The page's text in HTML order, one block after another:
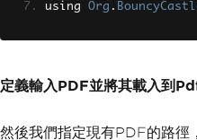
using Org .
定義輸入PDF並將其載入到
然後我們指定現有PDF的路徑